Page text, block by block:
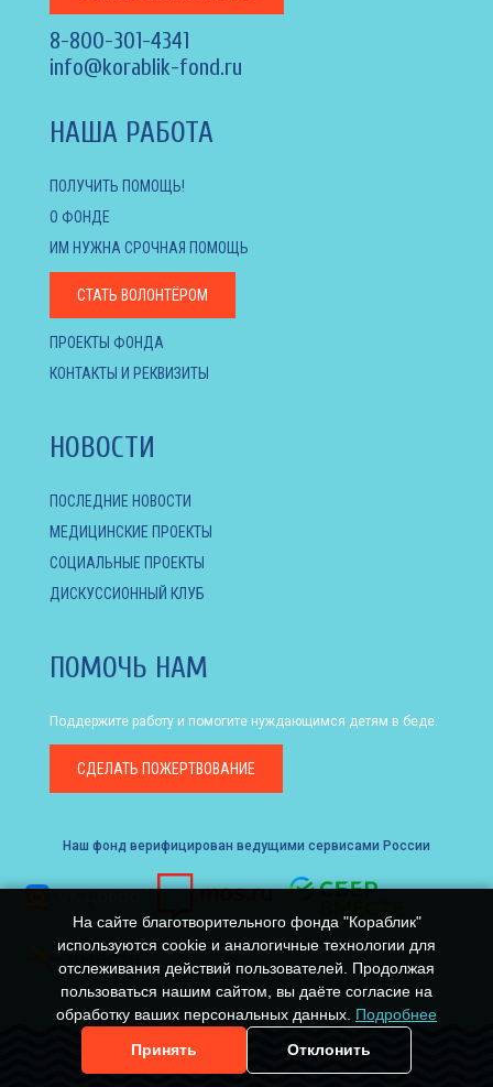
8-800-301-4341
info@korablik-fond.ru
НАША РАБОТА
ПОЛУЧИТЬ ПОМОЩЬ!
О ФОНДЕ
ИМ НУЖНА СРОЧНАЯ ПОМОЩЬ
СТАТЬ ВОЛОНТЁРОМ
ПРОЕКТЫ ФОНДА
КОНТАКТЫ И РЕКВИЗИТЫ
НОВОСТИ
ПОСЛЕДНИЕ НОВОСТИ
МЕДИЦИНСКИЕ ПРОЕКТЫ
СОЦИАЛЬНЫЕ ПРОЕКТЫ
ДИСКУССИОННЫЙ КЛУБ
ПОМОЧЬ НАМ
Поддержите работу и помогите нуждающимся детям в беде.
СДЕЛАТЬ ПОЖЕРТВОВАНИЕ
Наш фонд верифицирован ведущими сервисами России
На сайте благотворительного фонда "Кораблик"
используются cookie и аналогичные технологии для
отслеживания действий пользователей. Продолжая
пользоваться нашим сайтом, вы даёте согласие на
обработку ваших персональных данных. Подробнее
Принять
Отклонить